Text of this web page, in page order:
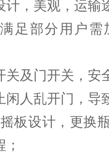
计，美观，运输
足部分用户需
关及门开关，安
闲人乱开门，导
板设计，更换